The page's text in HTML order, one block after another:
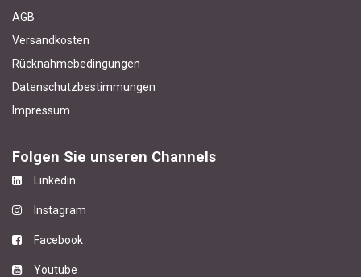
AGB
Versandkosten
Rücknahmebedingungen
Datenschutzbestimmungen
Impressum
Folgen Sie unseren Channels
Linkedin
Instagram
Facebook
Youtube